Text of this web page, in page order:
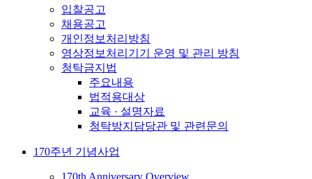
입찰공고
채용공고
개인정보처리방침
영상정보처리기기 운영 및 관리 방침
청탁금지법
주요내용
법적용대상
교육 · 설명자료
청탁방지담당관 및 관련문의
170주년 기념사업